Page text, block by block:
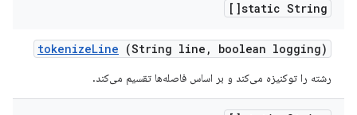
static String[]
tokenizeLine (String line , boolean logging)
رشته را توکنیزه می‌کند و بر اساس فاصله‌ها تقسیم می‌کند.